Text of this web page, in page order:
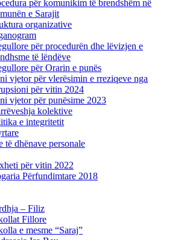
për komunikim të brendshëm në
e Sarajit
organizative
për procedurën dhe lëvizjen e
të lëndëve
për Orarin e punës
vjetor për vlerësimin e rreziqeve nga
për vitin 2024
vjetor për punësime 2023
kolektive
e integritetit
të dhënave personale
për vitin 2022
Përfundimtare 2018
– Filiz
Fillore
e mesme “Saraj”